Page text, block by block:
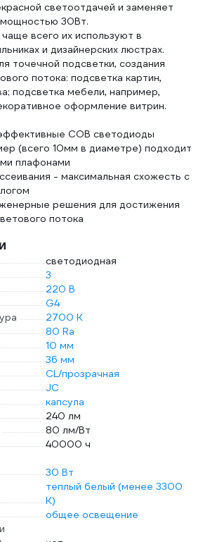
светоотдачей и заменяет
30Вт.
всего их используют в
и дизайнерских люстрах.
точечной подсветки, создания
потока: подсветка картин,
подсветка мебели, например,
оформление витрин.
COB светодиоды
(всего 10мм в диаметре) подходит
плафонами
- максимальная схожесть с
решения для достижения
потока
светодиодная
3
220 В
G4
2700 К
80 Ra
10 мм
36 мм
CL/прозрачная
JC
капсула
240 лм
80 лм/Вт
40000 ч
30 Вт
теплый белый (менее 3300
К)
общее освещение